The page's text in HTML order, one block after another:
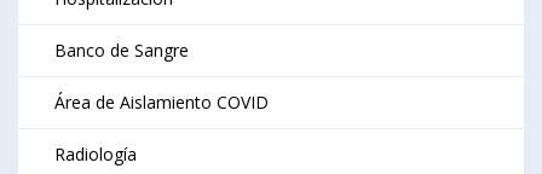
Banco de Sangre
Área de Aislamiento COVID
Radiología